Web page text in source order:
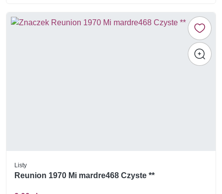
Listy
Reunion 1970 Mi mardre468 Czyste **